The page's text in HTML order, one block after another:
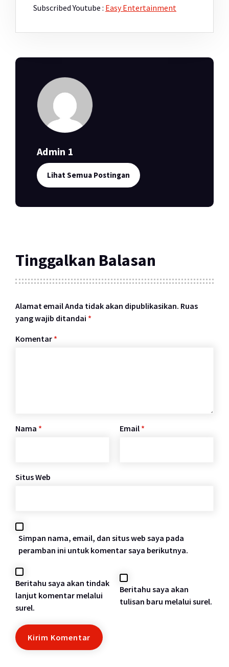
Subscribed Youtube : Easy Entertainment
Admin 1
Lihat Semua Postingan
Tinggalkan Balasan
Alamat email Anda tidak akan dipublikasikan. Ruas
yang wajib ditandai *
Komentar *
Nama * Email *
Situs Web
Simpan nama, email, dan situs web saya pada
peramban ini untuk komentar saya berikutnya.
Beritahu saya akan tindak
lanjut komentar melalui
surel.
Beritahu saya akan
tulisan baru melalui surel.